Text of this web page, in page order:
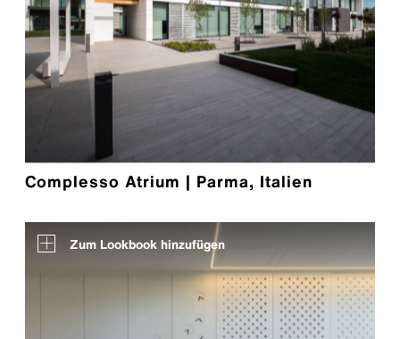
Complesso Atrium | Parma, Italien
Zum Lookbook hinzufügen